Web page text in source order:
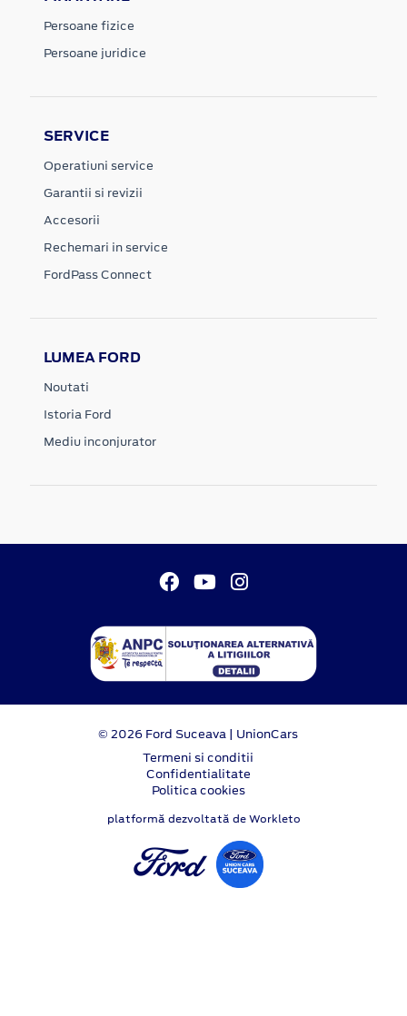
Persoane fizice
Persoane juridice
SERVICE
Operatiuni service
Garantii si revizii
Accesorii
Rechemari in service
FordPass Connect
LUMEA FORD
Noutati
Istoria Ford
Mediu inconjurator
© 2026 Ford Suceava | UnionCars
Termeni si conditii
Confidentialitate
Politica cookies
platformă dezvoltată de Workleto